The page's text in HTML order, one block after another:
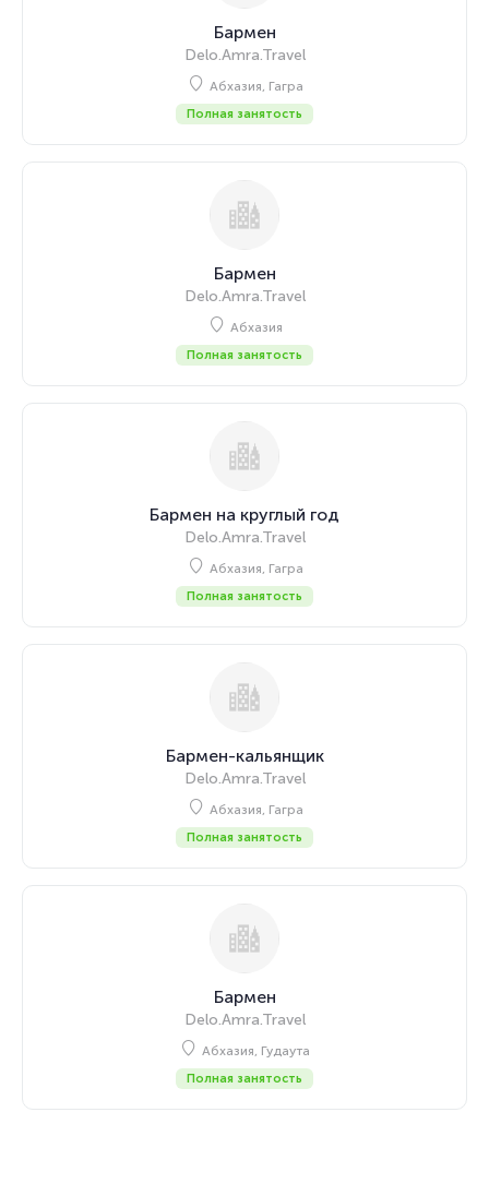
Бармен
Delo.Amra.Travel
Абхазия, Гагра
Полная занятость
Бармен
Delo.Amra.Travel
Абхазия
Полная занятость
Бармен на круглый год
Delo.Amra.Travel
Абхазия, Гагра
Полная занятость
Бармен-кальянщик
Delo.Amra.Travel
Абхазия, Гагра
Полная занятость
Бармен
Delo.Amra.Travel
Абхазия, Гудаута
Полная занятость